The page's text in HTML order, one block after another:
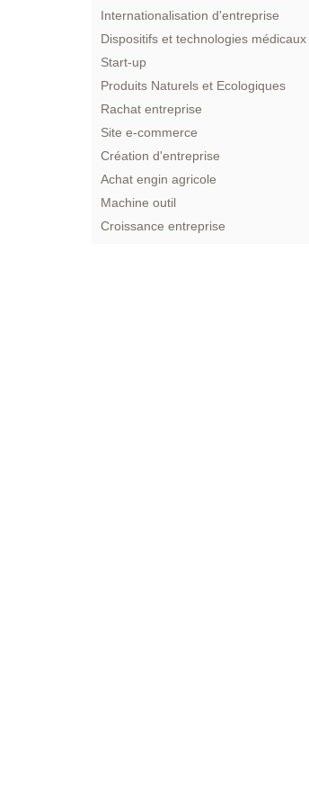
Internationalisation d'entreprise
Dispositifs et technologies médicaux
Start-up
Produits Naturels et Ecologiques
Rachat entreprise
Site e-commerce
Création d'entreprise
Achat engin agricole
Machine outil
Croissance entreprise